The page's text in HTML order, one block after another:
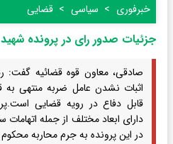
خبرفوری سیاسی قضایی
جزئیات صدور رای در پرونده
صادقی، معاون قوه‌ قضائیه
اثبات نشدن عامل ضربه منتهی به
قابل دفاع در رویه قضایی
دارای ابعاد مختلف از جمله
در این پرونده به جرم محاربه